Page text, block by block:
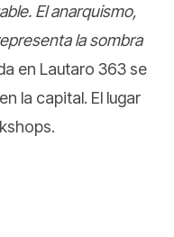
El anarquismo,
la sombra
en Lautaro 363 se
la capital. El lugar